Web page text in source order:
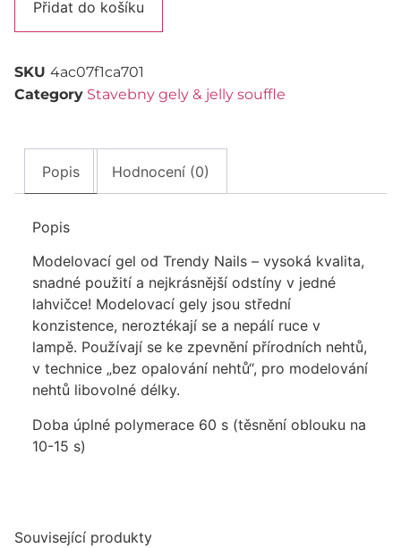
Přidat do košíku
SKU 4ac07f1ca701
Category Stavebny gely & jelly souffle
Popis Hodnocení (0)
Popis
Modelovací gel od Trendy Nails – vysoká kvalita,
snadné použití a nejkrásnější odstíny v jedné
lahvičce! Modelovací gely jsou střední
konzistence, neroztékají se a nepálí ruce v
lampě. Používají se ke zpevnění přírodních nehtů,
v technice „bez opalování nehtů“, pro modelování
nehtů libovolné délky.
Doba úplné polymerace 60 s (těsnění oblouku na
10-15 s)
Související produkty